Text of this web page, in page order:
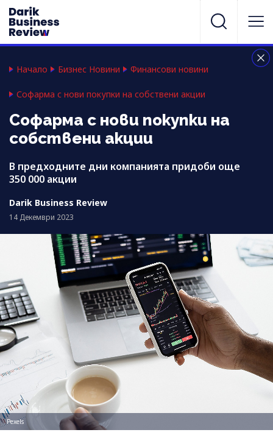
Начало Бизнес Новини Финансови новини
Софарма с нови покупки на собствени акции
Софарма с нови покупки на
собствени акции
В предходните дни компанията придоби още
350 000 акции
Darik Business Review
14 Декември 2023
Pexels